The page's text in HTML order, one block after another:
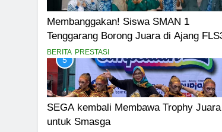
Membanggakan! Siswa SMAN 1
Tenggarang Borong Juara di Ajang
dan LDBI Kabupaten Bondowoso 2025
BERITA PRESTASI
5
SEGA kembali Membawa Trophy Juara
untuk Smasga